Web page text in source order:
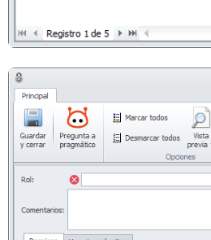
Abrir